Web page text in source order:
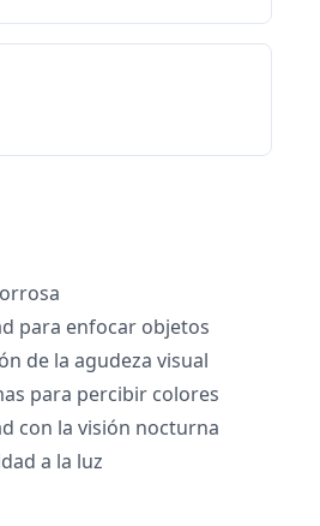
para enfocar objetos
de la agudeza visual
para percibir colores
con la visión nocturna
a la luz